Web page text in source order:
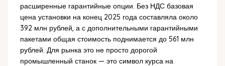
расширенные гарантийные опции. Без НДС базовая
цена установки на конец 2025 года составляла около
392 млн рублей, а с дополнительными гарантийными
пакетами общая стоимость поднимается до 561 млн
рублей. Для рынка это не просто дорогой
промышленный станок — это символ курса на